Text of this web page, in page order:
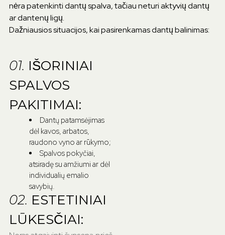
nėra patenkinti dantų spalva, tačiau neturi aktyvių dantų
ar dantenų ligų.
Dažniausios situacijos, kai pasirenkamas dantų balinimas:
01. IŠORINIAI
SPALVOS
PAKITIMAI:
Dantų patamsėjimas
dėl kavos, arbatos,
raudono vyno ar rūkymo;
Spalvos pokyčiai,
atsiradę su amžiumi ar dėl
individualių emalio
savybių.
02. ESTETINIAI
LŪKESČIAI: